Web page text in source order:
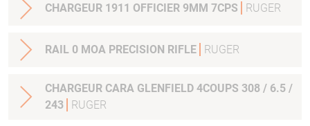
CHARGEUR 1911 OFFICIER 9MM 7CPS RUGER
RAIL 0 MOA PRECISION RIFLE RUGER
CHARGEUR CARA GLENFIELD 4COUPS 308 / 6.5 /
243
RUGER